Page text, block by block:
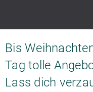
Bis
Tag tolle
Lass dich